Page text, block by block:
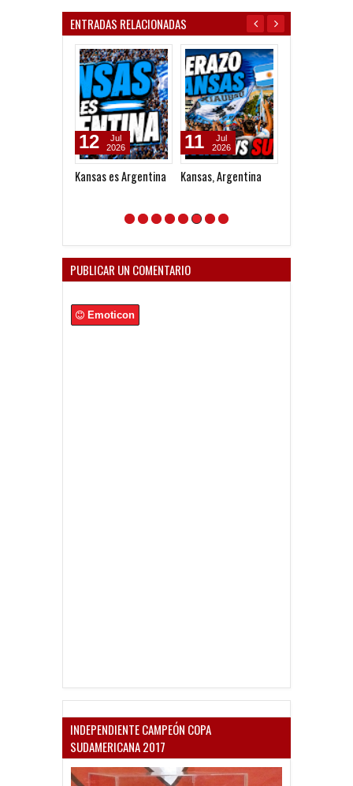
ENTRADAS RELACIONADAS
Kansas es Argentina
12
Jul
2026
Kansas, Argentina
11
Jul
2026
PUBLICAR UN COMENTARIO
Emoticon
INDEPENDIENTE CAMPEÓN COPA
SUDAMERICANA 2017